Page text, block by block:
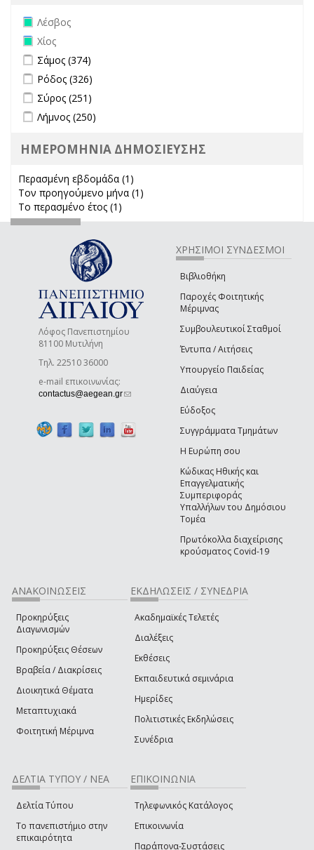
Remove Λέσβος filter
Λέσβος
Remove Χίος filter
Χίος
Apply Σάμος filter
Σάμος (374)
Apply Ρόδος filter
Ρόδος (326)
Apply Σύρος filter
Σύρος (251)
Apply Λήμνος filter
Λήμνος (250)
ΗΜΕΡΟΜΗΝΙΑ ΔΗΜΟΣΙΕΥΣΗΣ
Περασμένη εβδομάδα (1)
Τον προηγούμενο μήνα (1)
Το περασμένο έτος (1)
Λόφος Πανεπιστημίου
81100 Μυτιλήνη
Τηλ. 22510 36000
e-mail επικοινωνίας:
contactus@aegean.gr(link sends e-mail)
ΧΡΗΣΙΜΟΙ ΣΥΝΔΕΣΜΟΙ
Βιβλιοθήκη
Παροχές Φοιτητικής
Μέριμνας
Συμβουλευτικοί Σταθμοί
Έντυπα / Αιτήσεις
Υπουργείο Παιδείας
Διαύγεια
Εύδοξος
Συγγράμματα Τμημάτων
Η Ευρώπη σου
Κώδικας Ηθικής και
Επαγγελματικής
Συμπεριφοράς
Υπαλλήλων του Δημόσιου
Τομέα
Πρωτόκολλα διαχείρισης
κρούσματος Covid-19
ΑΝΑΚΟΙΝΩΣΕΙΣ
Προκηρύξεις
Διαγωνισμών
Προκηρύξεις Θέσεων
Βραβεία / Διακρίσεις
Διοικητικά Θέματα
Μεταπτυχιακά
Φοιτητική Μέριμνα
ΕΚΔΗΛΩΣΕΙΣ / ΣΥΝΕΔΡΙΑ
Ακαδημαϊκές Τελετές
Διαλέξεις
Εκθέσεις
Εκπαιδευτικά σεμινάρια
Ημερίδες
Πολιτιστικές Εκδηλώσεις
Συνέδρια
ΔΕΛΤΙΑ ΤΥΠΟΥ / ΝΕΑ
Δελτία Τύπου
Το πανεπιστήμιο στην
επικαιρότητα
ΕΠΙΚΟΙΝΩΝΙΑ
Τηλεφωνικός Κατάλογος
Επικοινωνία
Παράπονα-Συστάσεις